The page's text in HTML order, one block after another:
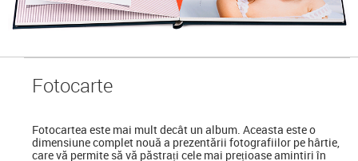
Fotocarte
Fotocartea este mai mult decât un album. Aceasta este o
dimensiune complet nouă a prezentării fotografiilor pe hârtie,
care vă permite să vă păstrați cele mai prețioase amintiri în